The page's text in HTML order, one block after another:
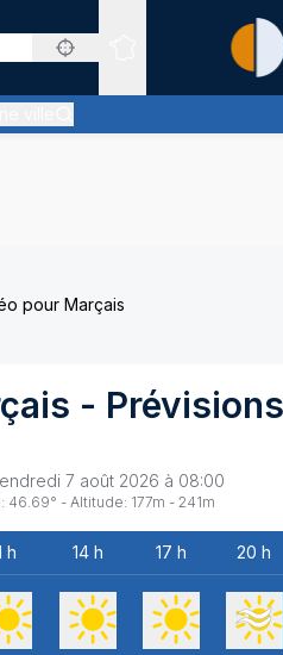
Sites
pas de nuages et un soleil
pour Marçais
-
7 août 2026 à 08:00
46.69° - Altitude: 177m - 241m
h 14 h 17 h 20 h